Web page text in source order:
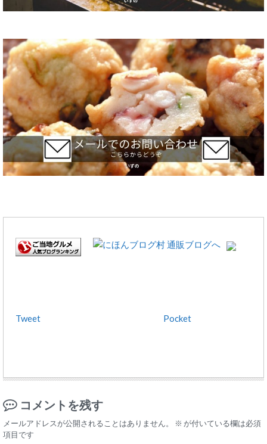
Tweet Pocket
コメントを残す
メールアドレスが公開されることはありません。 ※ が付いている欄は必須
項目です